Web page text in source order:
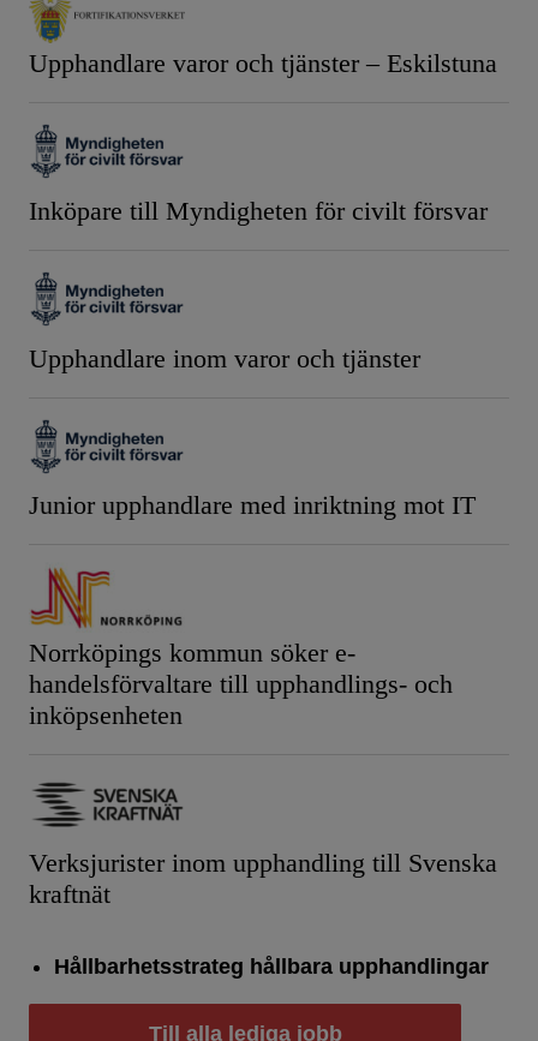
Upphandlare varor och tjänster – Eskilstuna
Inköpare till Myndigheten för civilt försvar
Upphandlare inom varor och tjänster
Junior upphandlare med inriktning mot IT
Norrköpings kommun söker e-
handelsförvaltare till upphandlings- och
inköpsenheten
Verksjurister inom upphandling till Svenska
kraftnät
Hållbarhetsstrateg hållbara upphandlingar
Till alla lediga jobb